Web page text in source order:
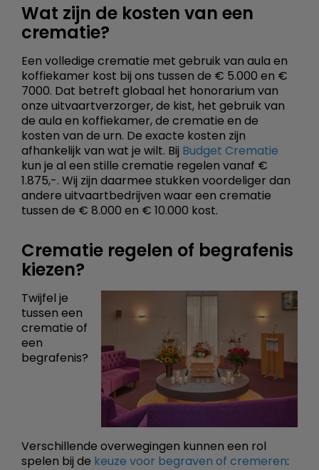
Wat zijn de kosten van een
crematie?
Een volledige crematie met gebruik van aula en
koffiekamer kost bij ons tussen de € 5.000 en €
7000. Dat betreft globaal het honorarium van
onze uitvaartverzorger, de kist, het gebruik van
de aula en koffiekamer, de crematie en de
kosten van de urn. De exacte kosten zijn
afhankelijk van wat je wilt. Bij Budget Crematie
kun je al een stille crematie regelen vanaf €
1.875,-. Wij zijn daarmee stukken voordeliger dan
andere uitvaartbedrijven waar een crematie
tussen de € 8.000 en € 10.000 kost.
Crematie regelen of begrafenis
kiezen?
Twijfel je
tussen een
crematie of
een
begrafenis?
Verschillende overwegingen kunnen een rol
spelen bij de keuze voor begraven of cremeren: